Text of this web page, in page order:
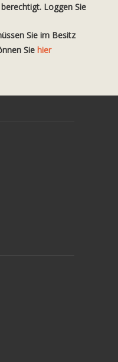
Loggen Sie
Sie im Besitz
Sie hier